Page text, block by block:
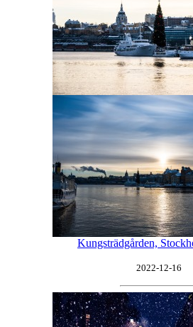
Kungsträdgården,
2022-12-16